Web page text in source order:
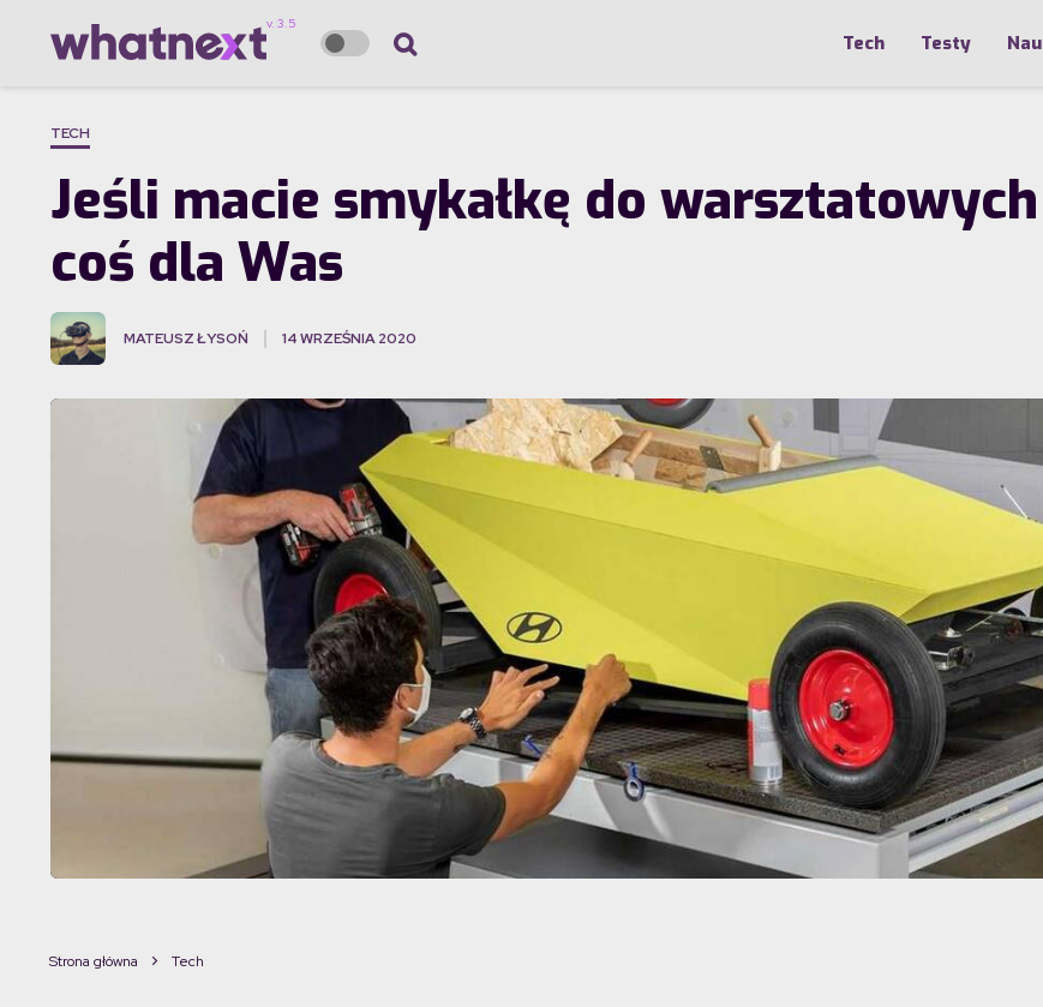
Tech Testy
TECH
Jeśli macie smykałkę do
coś dla Was
MATEUSZ ŁYSOŃ 14 WRZEŚNIA 2020
Strona główna Tech